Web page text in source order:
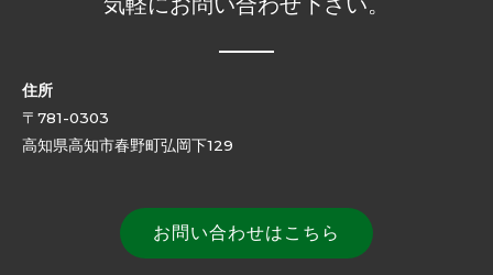
住所
〒781-0303
高知県高知市春野町弘岡下129
お問い合わせはこちら